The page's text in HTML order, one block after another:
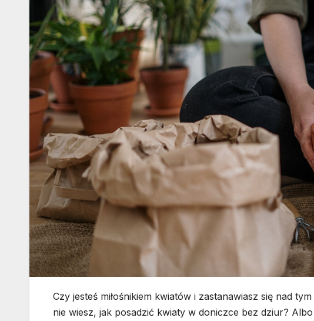
Czy jesteś miłośnikiem kwiatów i zastanawiasz się nad
nie wiesz, jak posadzić kwiaty w doniczce bez dziur?